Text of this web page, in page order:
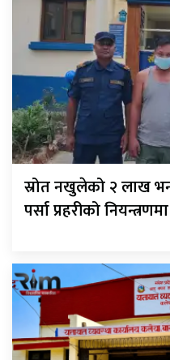
स्रोत नखुलेको २ लाख
पर्सा प्रहरीको नियन्त्रणमा